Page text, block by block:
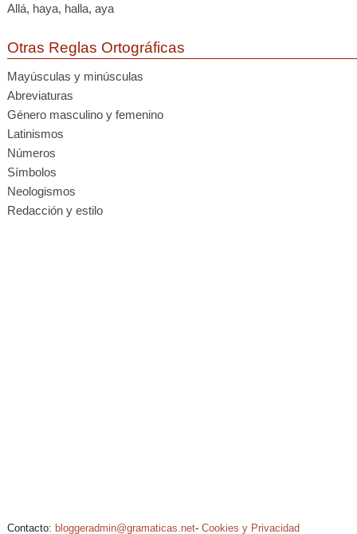
Allá, haya, halla, aya
Otras Reglas Ortográficas
Mayúsculas y minúsculas
Abreviaturas
Género masculino y femenino
Latinismos
Números
Símbolos
Neologismos
Redacción y estilo
Contacto: bloggeradmin@gramaticas.net- Cookies y Privacidad